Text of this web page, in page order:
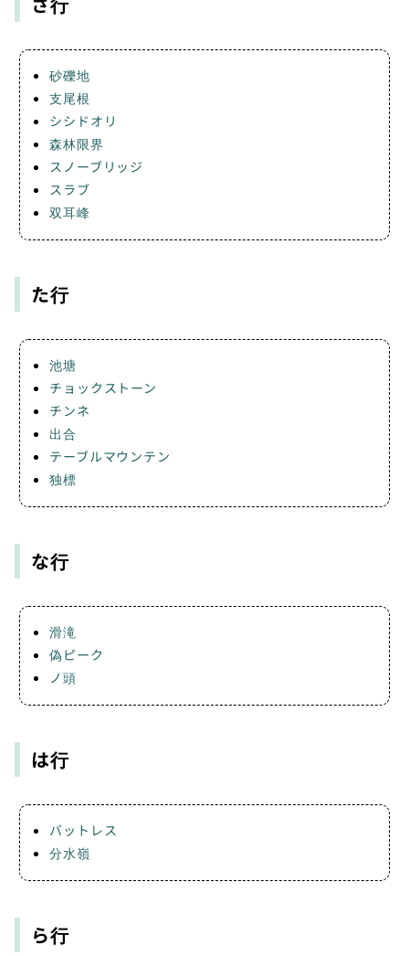
砂礫地
支尾根
シシドオリ
森林限界
スノーブリッジ
スラブ
双耳峰
た行
池塘
チョックストーン
チンネ
出合
テーブルマウンテン
独標
な行
滑滝
偽ピーク
ノ頭
は行
バットレス
分水嶺
ら行